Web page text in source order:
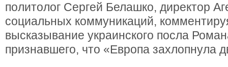
политолог Сергей Белашко, директор
социальных коммуникаций,
высказывание украинского посла
признавшего, что «Европа захлопнула